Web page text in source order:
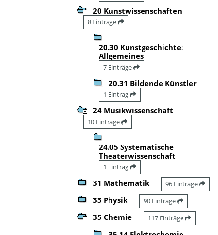
20 Kunstwissenschaften
8 Einträge
20.30 Kunstgeschichte:
Allgemeines
7 Einträge
20.31 Bildende Künstler
1 Eintrag
24 Musikwissenschaft
10 Einträge
24.05 Systematische
Theaterwissenschaft
1 Eintrag
31 Mathematik 96 Einträge
33 Physik 90 Einträge
35 Chemie 117 Einträge